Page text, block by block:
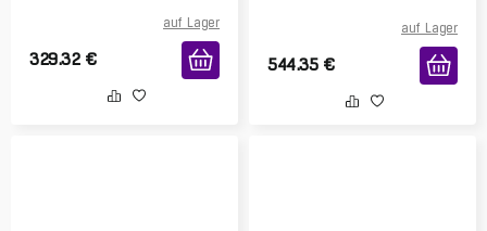
auf Lager
329.32 €
auf Lager
544.35 €